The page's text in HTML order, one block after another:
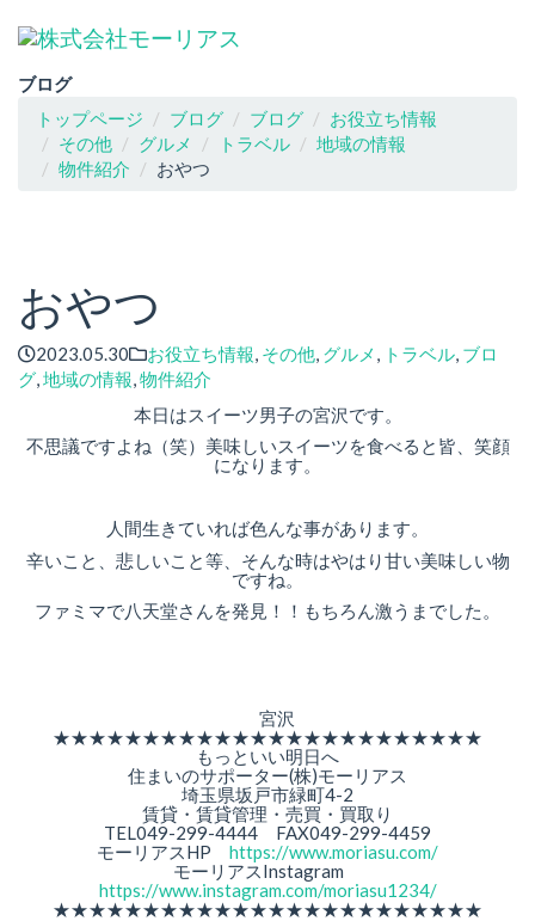
ブログ
トップページ
ブログ ブログ
お役立ち情報
その他
グルメ トラベル
地域の情報
物件紹介
おやつ
おやつ
2023.05.30 お役立ち情報, その他, グルメ , トラベル, ブロ
グ,地域の情報,物件紹介
本日はスイーツ男子の宮沢です。
不思議ですよね（笑）美味しいスイーツを食べると皆、笑顔
になります。
人間生きていれば色んな事があります。
辛いこと、悲しいこと等、そんな時はやはり甘い美味しい物
ですね。
ファミマで八天堂さんを発見！！もちろん激うまでした。
宮沢
★★★★★★★★★★★★★★★★★★★★★★★★
もっといい明日へ
住まいのサポーター(株)モーリアス
埼玉県坂戸市緑町4-2
賃貸・賃貸管理・売買・買取り
TEL049-299-4444 FAX049-299-4459
モーリアスHP https://www.moriasu.com/
モーリアスInstagram
https://www.instagram.com/moriasu1234/
★★★★★★★★★★★★★★★★★★★★★★★★